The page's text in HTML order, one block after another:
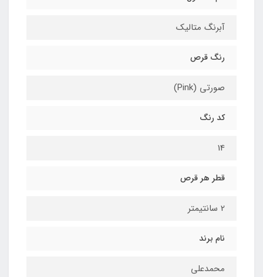
آبرنگ متالیک
رنگ قرص
صورتی (Pink)
کد رنگ
14
قطر هر قرص
2 سانتیمتر
نام برند
محمدعلی